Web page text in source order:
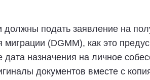
подать заявление на
миграции (DGMM), как это
назначения на личное
документов вместе с